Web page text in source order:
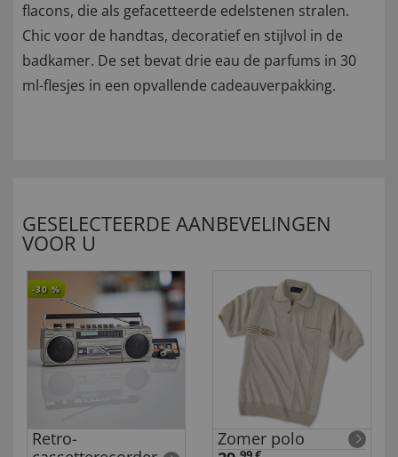
flacons, die als gefacetteerde edelstenen stralen.
Chic voor de handtas, decoratief en stijlvol in de
badkamer. De set bevat drie eau de parfums in 30
ml-flesjes in een opvallende cadeauverpakking.
GESELECTEERDE AANBEVELINGEN
VOOR U
-30 %
Retro-
Zomer polo